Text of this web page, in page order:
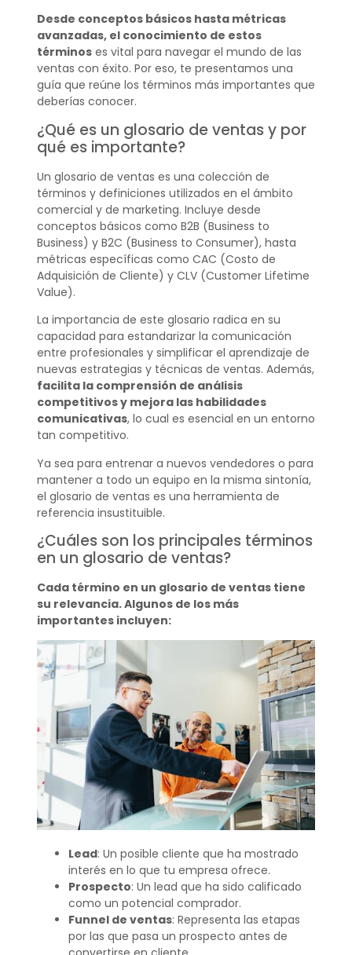
Desde conceptos básicos hasta métricas
avanzadas, el conocimiento de estos
términoses vital para navegar el mundo de las
ventas con éxito. Por eso, te presentamos una
guía que reúne los términos más importantes que
deberías conocer.
¿Qué es un glosario de ventas y por
qué es importante?
Un glosario de ventas es una colección de
términos y definiciones utilizados en el ámbito
comercial y de marketing. Incluye desde
conceptos básicos como B2B (Business to
Business) y B2C (Business to Consumer), hasta
métricas específicas como CAC (Costo de
Adquisición de Cliente) y CLV (Customer Lifetime
Value).
La importancia de este glosario radica en su
capacidad para estandarizar la comunicación
entre profesionales y simplificar el aprendizaje de
nuevas estrategias y técnicas de ventas. Además,
facilita la comprensión de análisis
competitivos y mejora las habilidades
comunicativas, lo cual es esencial en un entorno
tan competitivo.
Ya sea para entrenar a nuevos vendedores o para
mantener a todo un equipo en la misma sintonía,
el glosario de ventas es una herramienta de
referencia insustituible.
¿Cuáles son los principales términos
en un glosario de ventas?
Cada término en un glosario de ventas tiene
su relevancia. Algunos de los más
importantes incluyen:
Lead: Un posible cliente que ha mostrado
interés en lo que tu empresa ofrece.
Prospecto: Un lead que ha sido calificado
como un potencial comprador.
Funnel de ventas: Representa las etapas
por las que pasa un prospecto antes de